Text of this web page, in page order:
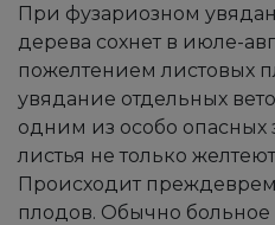
При фузариозном
дерева сохнет в июле-
пожелтением листовых
увядание отдельных
одним из особо
листья не только
Происходит
плодов. Обычно больное